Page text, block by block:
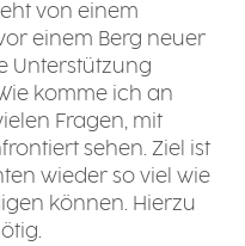
von einem
einem Berg neuer
Unterstützung
komme ich an
Fragen, mit
sehen. Ziel ist
wieder so viel wie
können. Hierzu